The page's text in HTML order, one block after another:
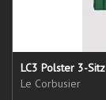
LC3 Polster 3-
Le Corbusier